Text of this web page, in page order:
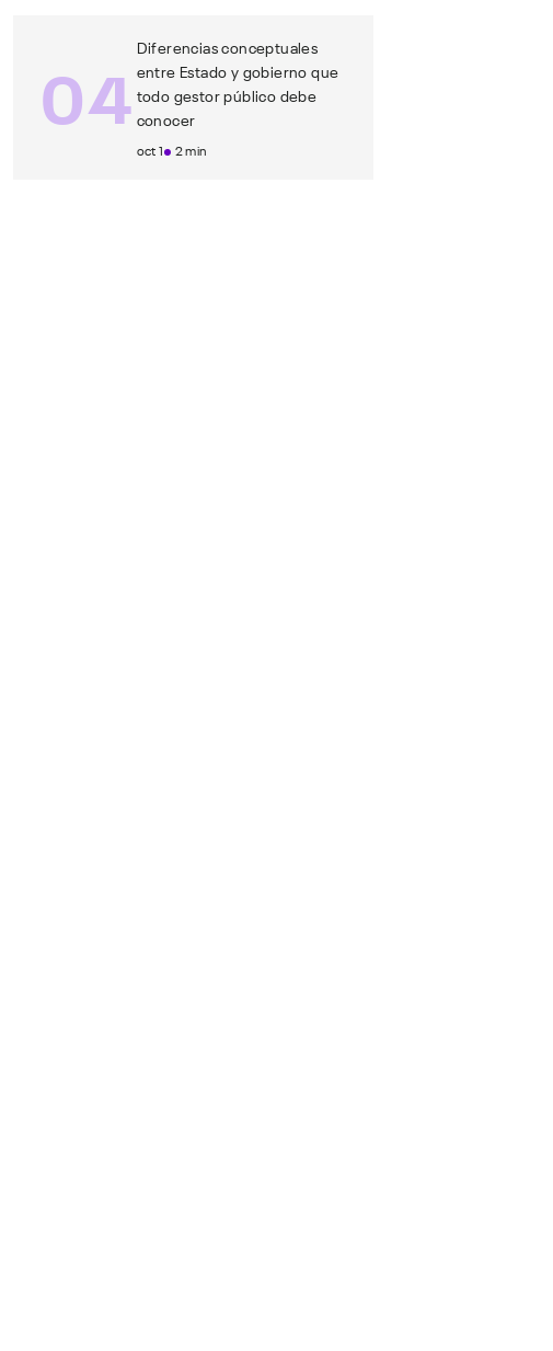
04
Diferencias conceptuales
entre Estado y gobierno que
todo gestor público debe
conocer
oct 1 2 min